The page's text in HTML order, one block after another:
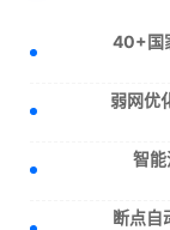
40+国
弱网优
智能
断点自